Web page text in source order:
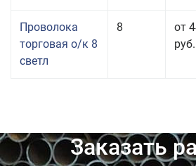
Проволока
торговая о/к 8
светл
8
от
руб.
Заказать